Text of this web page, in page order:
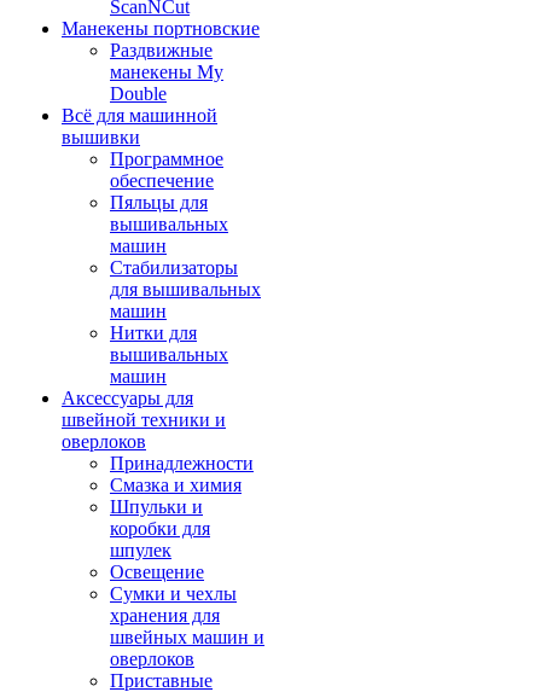
ScanNCut
Манекены портновские
Раздвижные
манекены My
Double
Всё для машинной
вышивки
Программное
обеспечение
Пяльцы для
вышивальных
машин
Стабилизаторы
для вышивальных
машин
Нитки для
вышивальных
машин
Аксессуары для
швейной техники и
оверлоков
Принадлежности
Смазка и химия
Шпульки и
коробки для
шпулек
Освещение
Сумки и чехлы
хранения для
швейных машин и
оверлоков
Приставные